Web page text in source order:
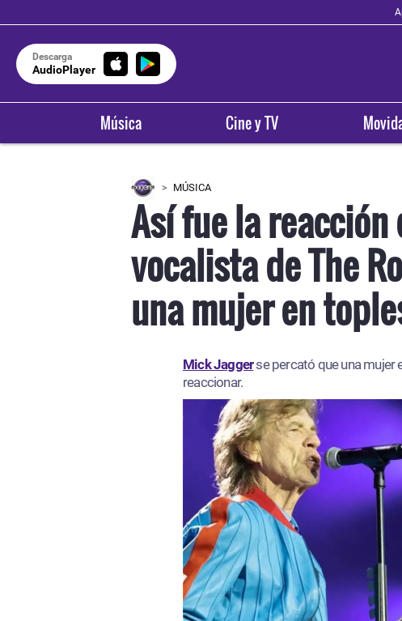
Descarga
AudioPlayer
Música Cine y TV
MÚSICA
Así fue la reacción
vocalista de The
una mujer en
Mick Jaggerse percató que una mujer
reaccionar.